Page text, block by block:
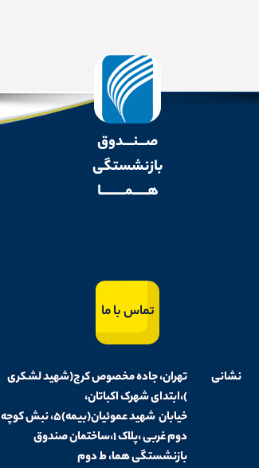
صـــنــــدوق
بازنشستگی
هــــــمــــــــــا
تماس با ما
نشانی
تهران، جاده مخصوص کرج(شهید لشکری
)،ابتدای شهرک اکباتان،
خیابان شهید عموئیان(بیمه)۵، نبش کوچه
دوم غربی ،پلاک ۱،ساختمان صندوق
بازنشستگی هما، ط دوم